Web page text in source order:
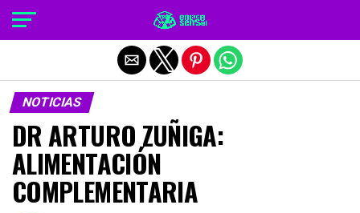
NOTICIAS
DR ARTURO ZUÑIGA:
ALIMENTACIÓN
COMPLEMENTARIA
Salir de la versión móvil